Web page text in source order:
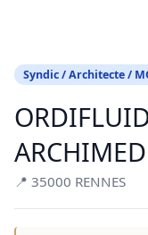
Syndic / Architecte /
📍 35000 RENNES